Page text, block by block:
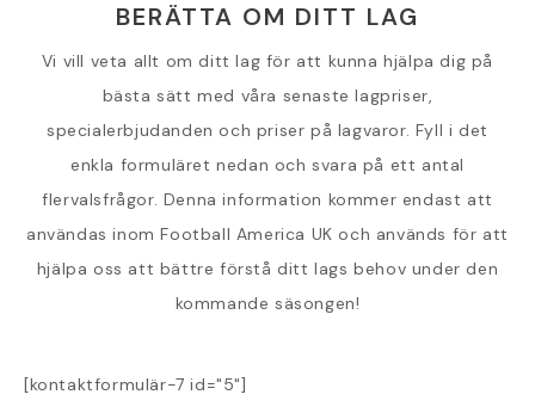
BERÄTTA OM DITT LAG
Vi vill veta allt om ditt lag för att kunna hjälpa dig på
bästa sätt med våra senaste lagpriser,
specialerbjudanden och priser på lagvaror. Fyll i det
enkla formuläret nedan och svara på ett antal
flervalsfrågor. Denna information kommer endast att
användas inom Football America UK och används för att
hjälpa oss att bättre förstå ditt lags behov under den
kommande säsongen!
[kontaktformulär-7 id="5"]